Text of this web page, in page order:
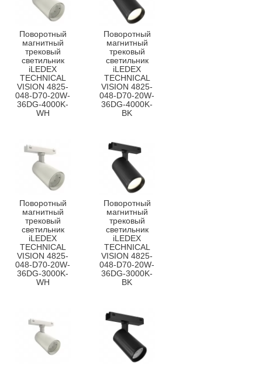
Поворотный
магнитный
трековый
светильник
iLEDEX
TECHNICAL
VISION 4825-
048-D70-20W-
36DG-4000K-
WH
Поворотный
магнитный
трековый
светильник
iLEDEX
TECHNICAL
VISION 4825-
048-D70-20W-
36DG-4000K-
BK
Поворотный
магнитный
трековый
светильник
iLEDEX
TECHNICAL
VISION 4825-
048-D70-20W-
36DG-3000K-
WH
Поворотный
магнитный
трековый
светильник
iLEDEX
TECHNICAL
VISION 4825-
048-D70-20W-
36DG-3000K-
BK